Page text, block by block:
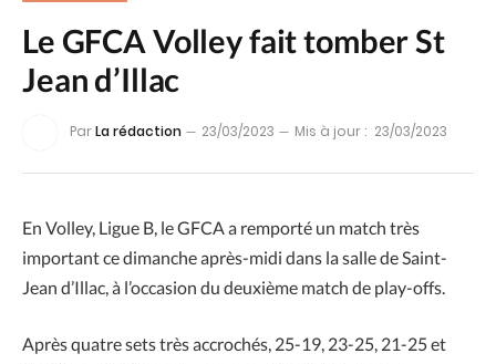
Le GFCA Volley fait tomber St
Jean d’Illac
ParLa rédaction 23/03/2023 Mis à jour : 23/03/2023
En Volley, Ligue B, le GFCA a remporté un match très
important ce dimanche après-midi dans la salle de Saint-
Jean d’Illac, à l’occasion du deuxième match de play-offs.
Après quatre sets très accrochés, 25-19, 23-25, 21-25 et